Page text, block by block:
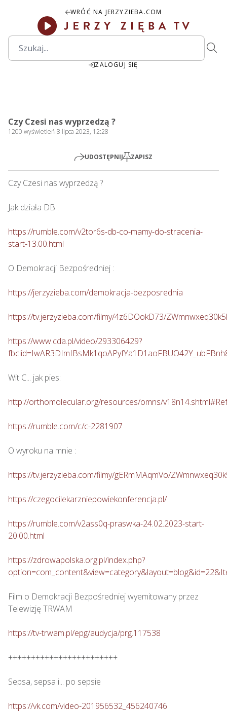
WRÓĆ NA JERZYZIEBA.COM
ZALOGUJ SIĘ
Play
Czy Czesi nas wyprzedzą ?
1200 wyświetleń-8 lipca 2023, 12:28
UDOSTĘPNIJ ZAPISZ
Czy Czesi nas wyprzedzą ?
Jak działa DB :
https://rumble.com/v2tor6s-db-co-mamy-do-stracenia-
start-13.00.html
O Demokracji Bezpośredniej :
https://jerzyzieba.com/demokracja-bezposrednia
https://tv.jerzyzieba.com/filmy/4z6DOokD73/
https://www.cda.pl/video/293306429?
Wit C... jak pies:
http://orthomolecular.org/resources/omns/
https://rumble.com/c/c-2281907
O wyroku na mnie :
https://tv.jerzyzieba.com/filmy/gERmMAqmVo/
https://czegocilekarzniepowiekonferencja.pl/
https://rumble.com/v2ass0q-praswka-24.02.2023-start-
20.00.html
https://zdrowapolska.org.pl/index.php?
Film o Demokracji Bezpośredniej wyemitowany przez
Telewizję TRWAM
https://tv-trwam.pl/epg/audycja/prg.117538
++++++++++++++++++++++++
Sepsa, sepsa i... po sepsie
https://vk.com/video-201956532_456240746